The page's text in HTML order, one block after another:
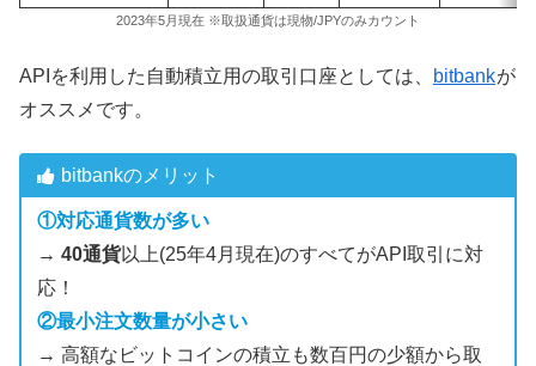
2023年5月現在 ※取扱通貨は現物/JPYのみカウント
APIを利用した自動積立用の取引口座としては、 bitbankが
オススメです。
bitbankのメリット
①対応通貨数が多い
→ 40通貨以上(25年4月現在)のすべてがAPI取引に対
応！
②最小注文数量が小さい
→ 高額なビットコインの積立も数百円の少額から取